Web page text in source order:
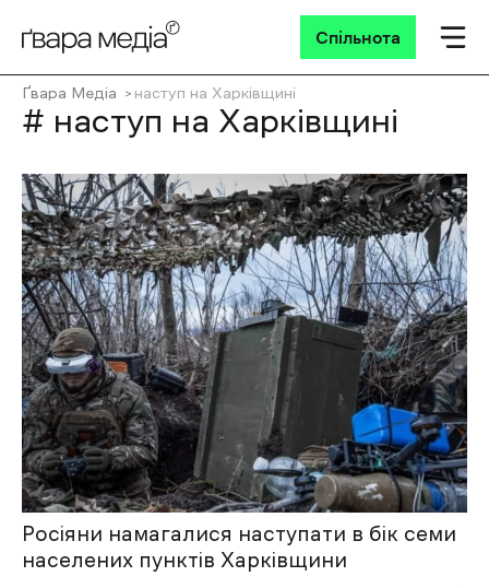
Спільнота
Ґвара Медіа наступ на Харківщині
# наступ на Харківщині
Росіяни намагалися наступати в бік семи
населених пунктів Харківщини